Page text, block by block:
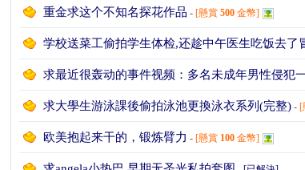
重金求这个不知名探花作品 - [懸賞500 金幣]
学校送菜工偷拍学生体检,还趁中午医生吃饭去
求最近很轰动的事件视频：多名未成年男性侵犯
求大學生游泳課後偷拍泳池更換泳衣系列(完整) - [
欧美抱起来干的，锻炼臂力 - [懸賞 100 金幣]